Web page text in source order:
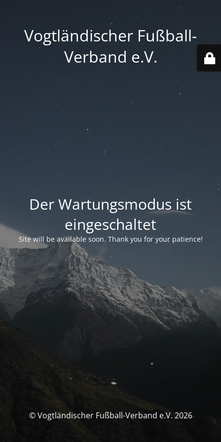
Vogtländischer Fußball-
Verband e.V.
Der Wartungsmodus ist
eingeschaltet
Site will be available soon. Thank you for your patience!
© Vogtländischer Fußball-Verband e.V. 2026